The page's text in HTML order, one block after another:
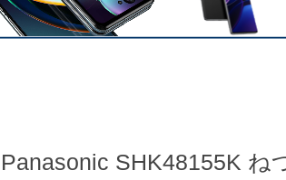
Panasonic SHK48155K ね